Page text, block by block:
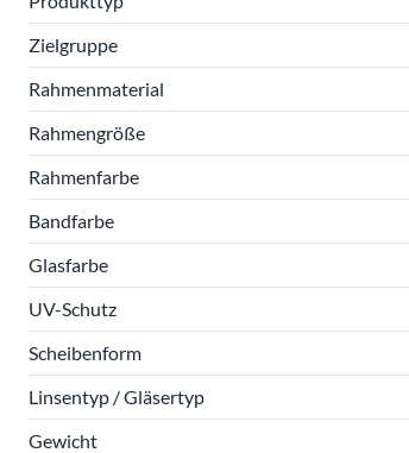
Zielgruppe
Rahmenmaterial
Rahmengröße
Rahmenfarbe
Bandfarbe
Glasfarbe
UV-Schutz
Scheibenform
Linsentyp / Gläsertyp
Gewicht